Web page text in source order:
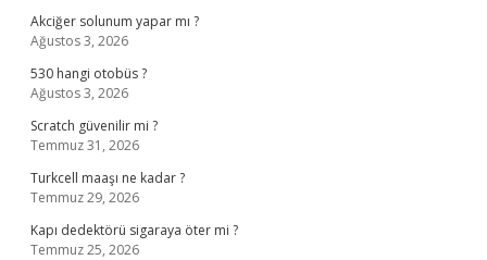
Akciğer solunum yapar mı ?
Ağustos 3, 2026
530 hangi otobüs ?
Ağustos 3, 2026
Scratch güvenilir mi ?
Temmuz 31, 2026
Turkcell maaşı ne kadar ?
Temmuz 29, 2026
Kapı dedektörü sigaraya öter mi ?
Temmuz 25, 2026